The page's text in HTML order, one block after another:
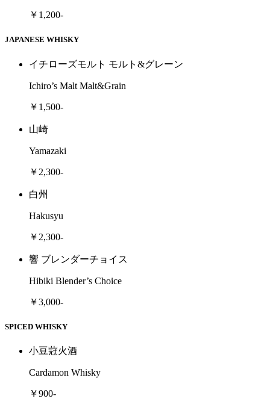
￥1,200-
JAPANESE WHISKY
イチローズモルト モルト&グレーン
Ichiro’s Malt Malt&Grain
￥1,500-
山崎
Yamazaki
￥2,300-
白州
Hakusyu
￥2,300-
響 ブレンダーチョイス
Hibiki Blender’s Choice
￥3,000-
SPICED WHISKY
小豆蒄火酒
Cardamon Whisky
￥900-